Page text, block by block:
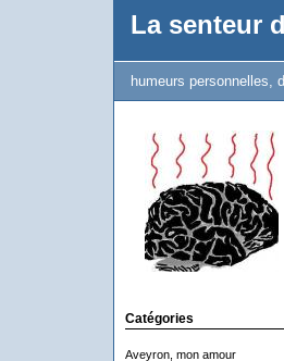
La senteur
humeurs personnelles,
Catégories
Aveyron, mon amour